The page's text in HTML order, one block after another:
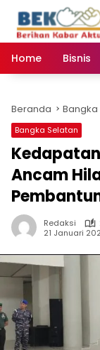
konten
Home
Bisnis
Beranda
Bangka Selatan
Ancam
Redaksi
21 Januari